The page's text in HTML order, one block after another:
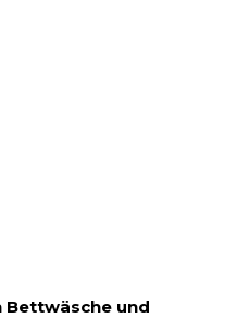
Bettwäsche und